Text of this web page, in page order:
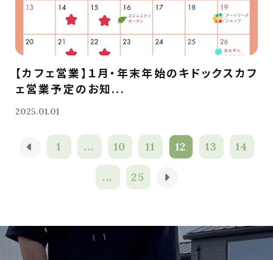
【カフェ営業】１月・年末年始のキドックスカフ
ェ営業予定のお知...
2025.01.01
1 ... 10 11 12 13 14
... 25